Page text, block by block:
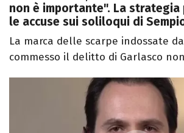
non è importante". La strategia
le accuse sui soliloqui di
La marca delle scarpe indossate
commesso il delitto di Garlasco